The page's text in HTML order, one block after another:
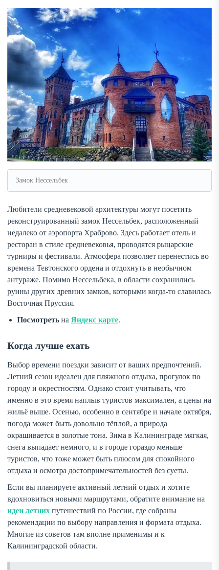
Замок Нессельбек
Любители средневековой архитектуры могут посетить
реконструированный замок Нессельбек, расположенный
недалеко от аэропорта Храброво. Здесь работает отель и
ресторан в стиле средневековья, проводятся рыцарские
турниры и фестивали. Атмосфера позволяет перенестись во
времена Тевтонского ордена и отдохнуть в необычном
антураже. Помимо Нессельбека, в области сохранились
руины других древних замков, которыми когда-то славилась
Восточная Пруссия.
Посмотреть на Яндекс карте.
Когда лучше ехать
Выбор времени поездки зависит от ваших предпочтений.
Летний сезон идеален для пляжного отдыха, прогулок по
городу и окрестностям. Однако стоит учитывать, что
именно в это время наплыв туристов максимален, а цены на
жильё выше. Осенью, особенно в сентябре и начале октября,
погода может быть довольно тёплой, а природа
окрашивается в золотые тона. Зима в Калининграде мягкая,
снега выпадает немного, и в городе гораздо меньше
туристов, что тоже может быть плюсом для спокойного
отдыха и осмотра достопримечательностей без суеты.
Если вы планируете активный летний отдых и хотите
вдохновиться новыми маршрутами, обратите внимание на
идеи летних путешествий по России, где собраны
рекомендации по выбору направления и формата отдыха.
Многие из советов там вполне применимы и к
Калининградской области.